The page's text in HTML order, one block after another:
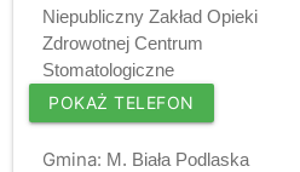
Niepubliczny Zakład Opieki
Zdrowotnej Centrum
Stomatologiczne
POKAŻ TELEFON
Gmina: M. Biała Podlaska